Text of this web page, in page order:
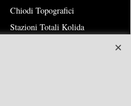
Chiodi Topografici
Stazioni Totali Kolida